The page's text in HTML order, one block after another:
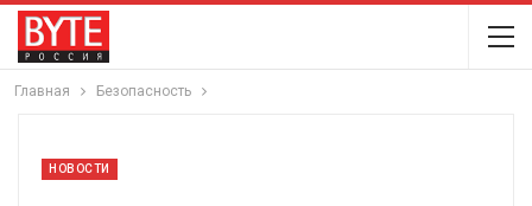
Главная Безопасность
НОВОСТИ